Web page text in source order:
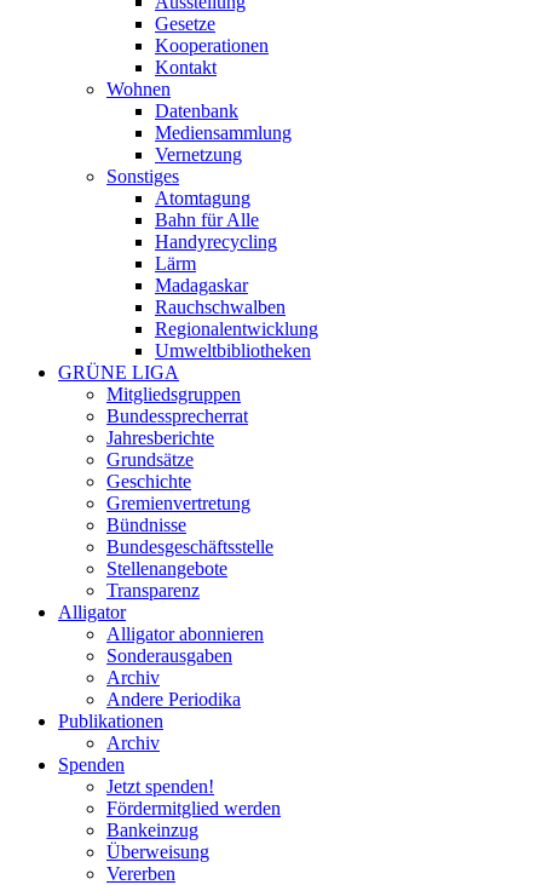
Gesetze
Kooperationen
Kontakt
Wohnen
Datenbank
Mediensammlung
Vernetzung
Sonstiges
Atomtagung
Bahn für Alle
Handyrecycling
Lärm
Madagaskar
Rauchschwalben
Regionalentwicklung
Umweltbibliotheken
GRÜNE LIGA
Mitgliedsgruppen
Bundessprecherrat
Jahresberichte
Grundsätze
Geschichte
Gremienvertretung
Bündnisse
Bundesgeschäftsstelle
Stellenangebote
Transparenz
Alligator
Alligator abonnieren
Sonderausgaben
Archiv
Andere Periodika
Publikationen
Archiv
Spenden
Jetzt spenden!
Fördermitglied werden
Bankeinzug
Überweisung
Vererben